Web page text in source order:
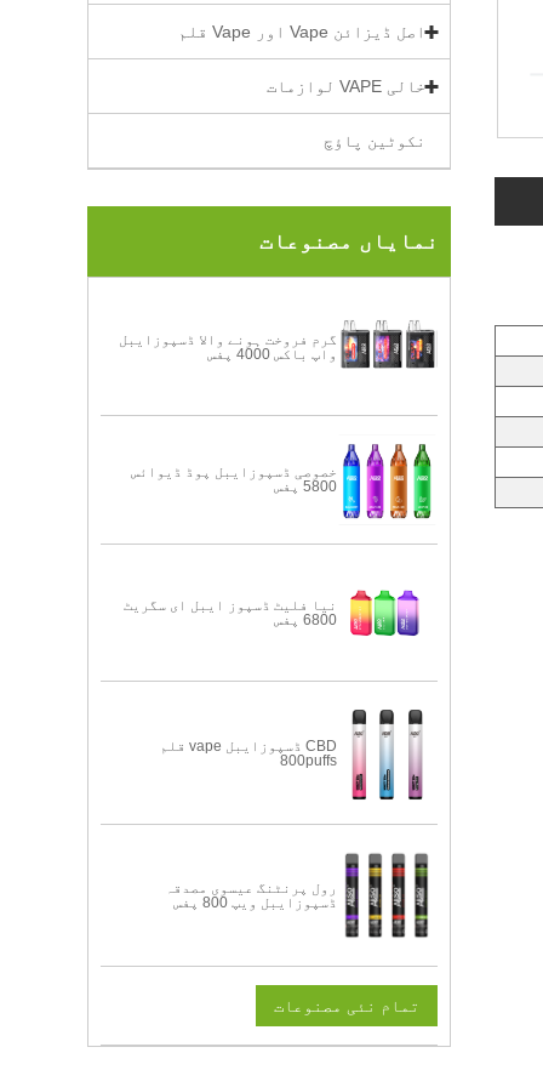
اصل ڈیزائن Vape اور Vape قلم
خالی VAPE لوازمات
نکوٹین پاؤچ
نمایاں مصنوعات
گرم فروخت ہونے والا ڈسپوزایبل
واپ باکس 4000 پفس
خصوصی ڈسپوزایبل پوڈ ڈیوائس
5800 پفس
نیا فلیٹ ڈسپوز ایبل ای سگریٹ
6800 پفس
CBD ڈسپوزایبل vape قلم
800puffs
رول پرنٹنگ عیسوی مصدقہ
ڈسپوزایبل ویپ 800 پفس
تمام نئی مصنوعات